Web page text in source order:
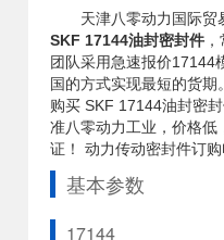
天津八零动力国际贸
SKF 17144油封密封件
团队采用急速报价17144
国的方式实现最短的货期。
购买 SKF 17144油封密
准八零动力工业，价格低
证！ 动力传动密封件订
基本参数
17144